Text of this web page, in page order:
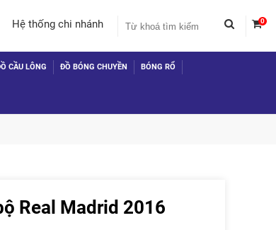
Hệ thống chi nhánh 0
CẦU LÔNG ĐỒ BÓNG CHUYỀN BÓNG RỔ
HÀNGReal Madrid 2016